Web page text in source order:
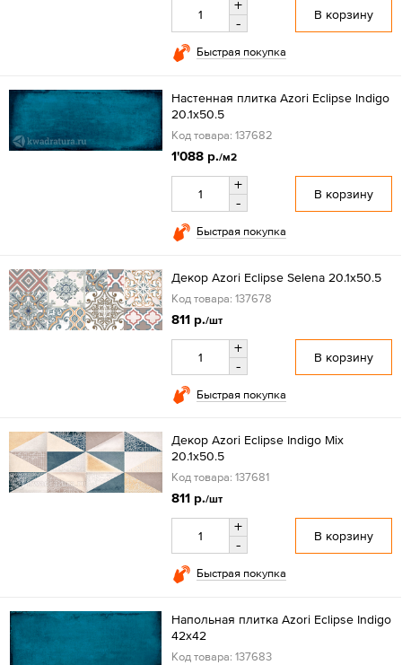
+
-
В корзину
Быстрая покупка
Настенная плитка Azori Eclipse Indigo
20.1x50.5
Код товара: 137682
1'088 р./м2
+
-
В корзину
Быстрая покупка
Декор Azori Eclipse Selena 20.1x50.5
Код товара: 137678
811 р./шт
+
-
В корзину
Быстрая покупка
Декор Azori Eclipse Indigo Mix
20.1x50.5
Код товара: 137681
811 р./шт
+
-
В корзину
Быстрая покупка
Напольная плитка Azori Eclipse Indigo
42x42
Код товара: 137683